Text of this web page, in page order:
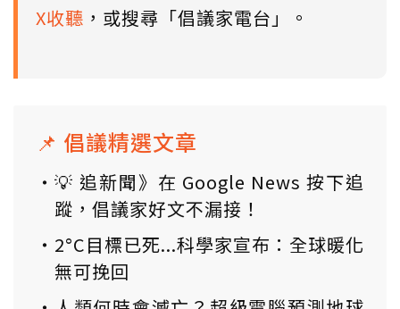
X收聽 ，或搜尋「倡議家電台」。
📌 倡議精選文章
💡 追新聞》在 Google News 按下追
蹤，倡議家好文不漏接！
2°C目標已死...科學家宣布：全球暖化
無可挽回